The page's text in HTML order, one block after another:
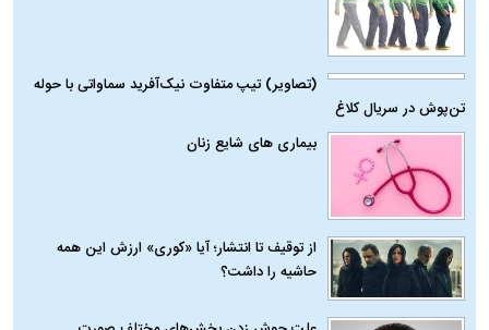
ببینید| مهران غفوریان: اگر وزنم را کم نکرده بودم،
چیست؟